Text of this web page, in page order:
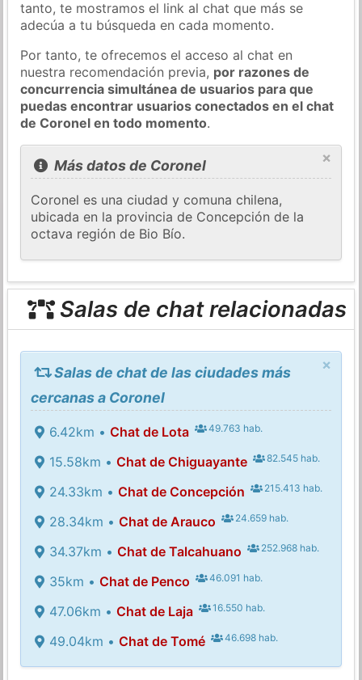
tanto, te mostramos el link al chat que más se
adecúa a tu búsqueda en cada momento.
Por tanto, te ofrecemos el acceso al chat en
nuestra recomendación previa, por razones de
concurrencia simultánea de usuarios para que
puedas encontrar usuarios conectados en el chat
de Coronel en todo momento.
×
Más datos de Coronel
Coronel es una ciudad y comuna chilena,
ubicada en la provincia de Concepción de la
octava región de Bio Bío.
Salas de chat relacionadas
×
Salas de chat de las ciudades más
cercanas a Coronel
6.42km • Chat de Lota 49.763 hab.
15.58km • Chat de Chiguayante 82.545 hab.
24.33km • Chat de Concepción 215.413 hab.
28.34km • Chat de Arauco 24.659 hab.
34.37km • Chat de Talcahuano 252.968 hab.
35km • Chat de Penco 46.091 hab.
47.06km • Chat de Laja 16.550 hab.
49.04km • Chat de Tomé 46.698 hab.